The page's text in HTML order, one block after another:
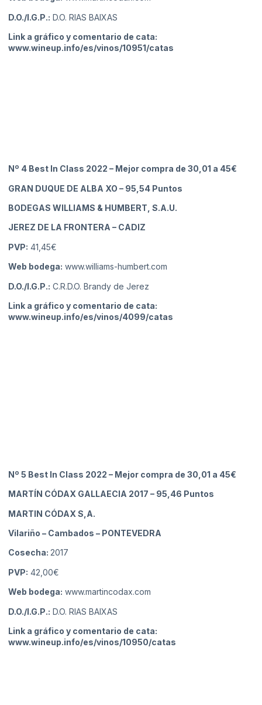
D.O./I.G.P.: D.O. RIAS BAIXAS
Link a gráfico y comentario de cata:
www.wineup.info/es/vinos/10951/catas
Nº 4 Best In Class 2022 – Mejor compra de 30,01 a 45€
GRAN DUQUE DE ALBA XO – 95,54 Puntos
BODEGAS WILLIAMS & HUMBERT, S.A.U.
JEREZ DE LA FRONTERA – CADIZ
PVP: 41,45€
Web bodega: www.williams-humbert.com
D.O./I.G.P.: C.R.D.O. Brandy de Jerez
Link a gráfico y comentario de cata:
www.wineup.info/es/vinos/4099/catas
Nº 5 Best In Class 2022 – Mejor compra de 30,01 a 45€
MARTÍN CÓDAX GALLAECIA 2017 – 95,46 Puntos
MARTIN CÓDAX S,A.
Vilariño – Cambados – PONTEVEDRA
Cosecha: 2017
PVP: 42,00€
Web bodega: www.martincodax.com
D.O./I.G.P.: D.O. RIAS BAIXAS
Link a gráfico y comentario de cata:
www.wineup.info/es/vinos/10950/catas